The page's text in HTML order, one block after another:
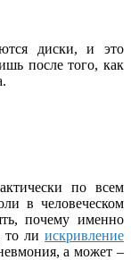
диски, и это
после того, как
по всем
в человеческом
почему именно
то ли искривление
а может –